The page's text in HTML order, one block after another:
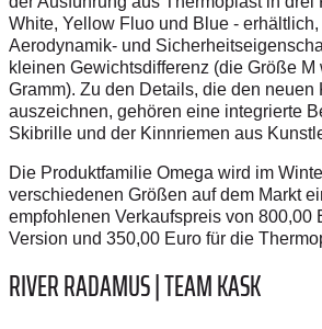
White, Yellow Fluo und Blue -
Aerodynamik- und
kleinen Gewichtsdifferenz (die Größe M
Gramm). Zu den Details, die den neuen
auszeichnen, gehören eine integrierte
Skibrille und der Kinnriemen aus
Die Produktfamilie Omega wird im
verschiedenen Größen auf dem Markt
empfohlenen Verkaufspreis von 800,00
Version und 350,00 Euro für die
RIVER RADAMUS | TEAM KASK